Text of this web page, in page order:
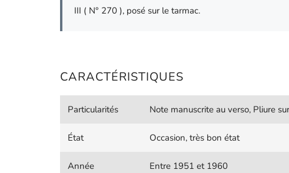
III ( N° 270 ), posé sur le tarmac.
CARACTÉRISTIQUES
Particularités Note manuscrite au verso, Pliure
État Occasion, très bon état
Année Entre 1951 et 1960